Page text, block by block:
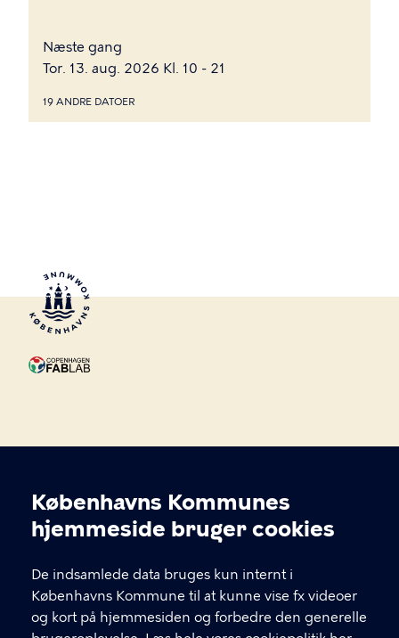
Cookieindstillinger
Københavns Kommunes
hjemmeside bruger cookies
De indsamlede data bruges kun internt i
Københavns Kommune til at kunne vise fx videoer
og kort på hjemmesiden og forbedre den generelle
Næste gang
Tor. 13. aug. 2026 Kl. 10 - 21
19 ANDRE DATOER
Copenhagen Fablab
beliggende i Værkstedshallerne og på 4. sal i Valby
Kulturhus.